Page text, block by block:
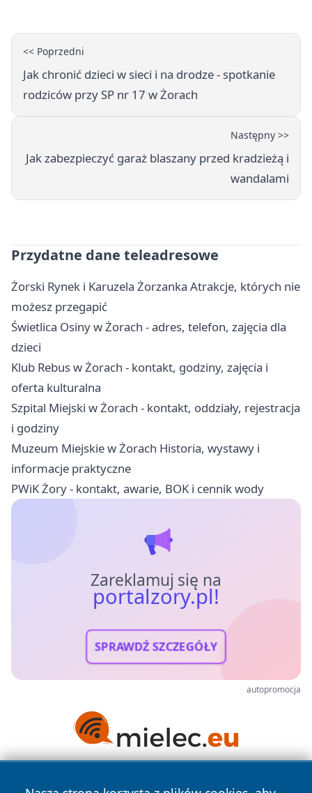
<< Poprzedni
Jak chronić dzieci w sieci i na drodze - spotkanie
rodziców przy SP nr 17 w Żorach
Następny >>
Jak zabezpieczyć garaż blaszany przed kradzieżą i
wandalami
Przydatne dane teleadresowe
Żorski Rynek i Karuzela Żorzanka Atrakcje, których nie
możesz przegapić
Świetlica Osiny w Żorach - adres, telefon, zajęcia dla
dzieci
Klub Rebus w Żorach - kontakt, godziny, zajęcia i
oferta kulturalna
Szpital Miejski w Żorach - kontakt, oddziały, rejestracja
i godziny
Muzeum Miejskie w Żorach Historia, wystawy i
informacje praktyczne
PWiK Żory - kontakt, awarie, BOK i cennik wody
Zareklamuj się na
portalzory.pl!
SPRAWDŹ SZCZEGÓŁY
autopromocja